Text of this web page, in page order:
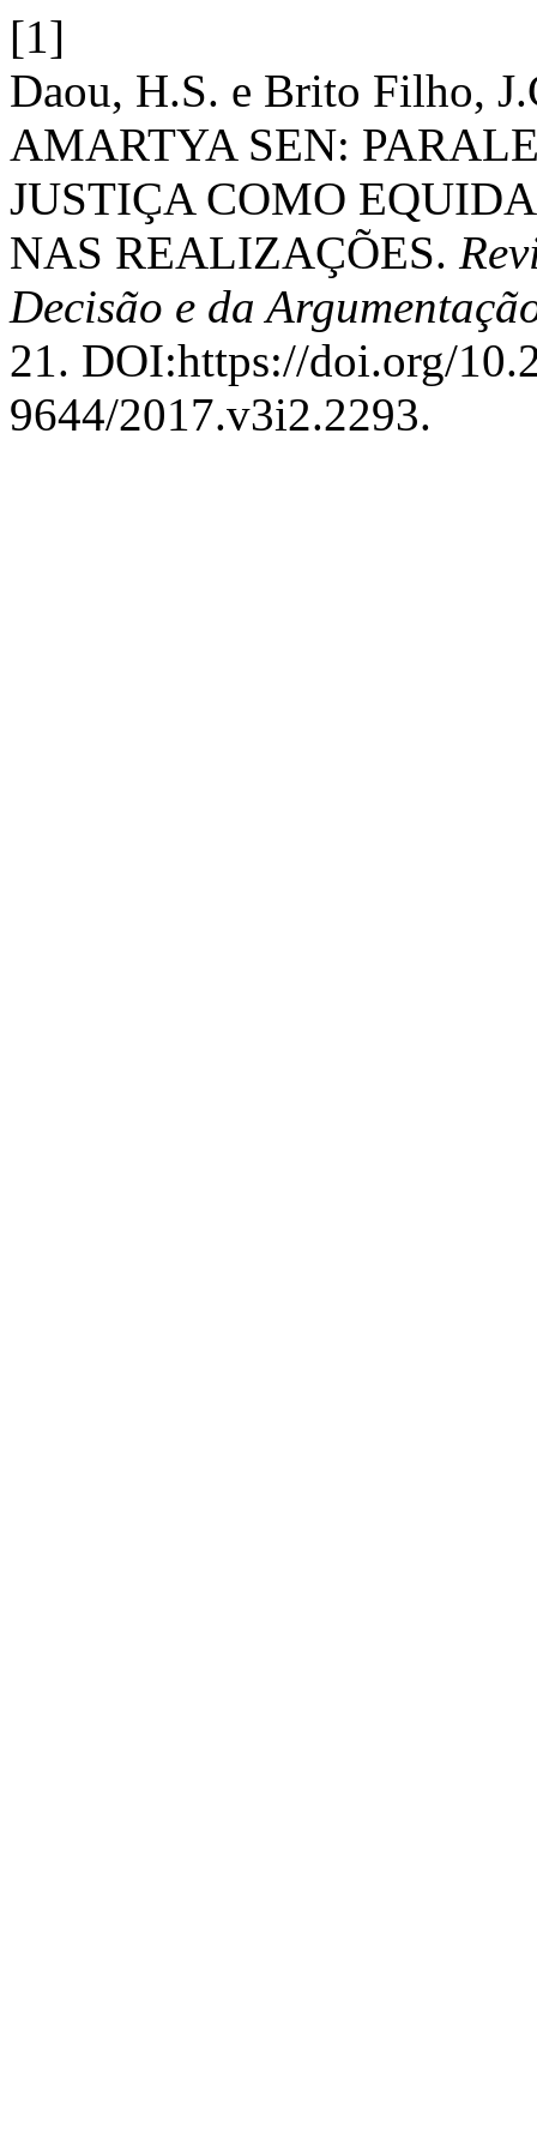
[1]
Daou, H.S. e Brito Filho,
AMARTYA SEN:
JUSTIÇA COMO
NAS REALIZAÇÕES.
Decisão e da
21. DOI:https://doi.org/
9644/2017.v3i2.2293.